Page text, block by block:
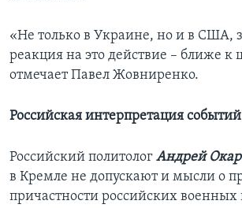
«Не только в Украине, но и в США,
реакция на это действие – ближе к
отмечает Павел Жовниренко.
Российская интерпретация событий
Российский политолог Андрей
в Кремле не допускают и мысли о
причастности российских военных